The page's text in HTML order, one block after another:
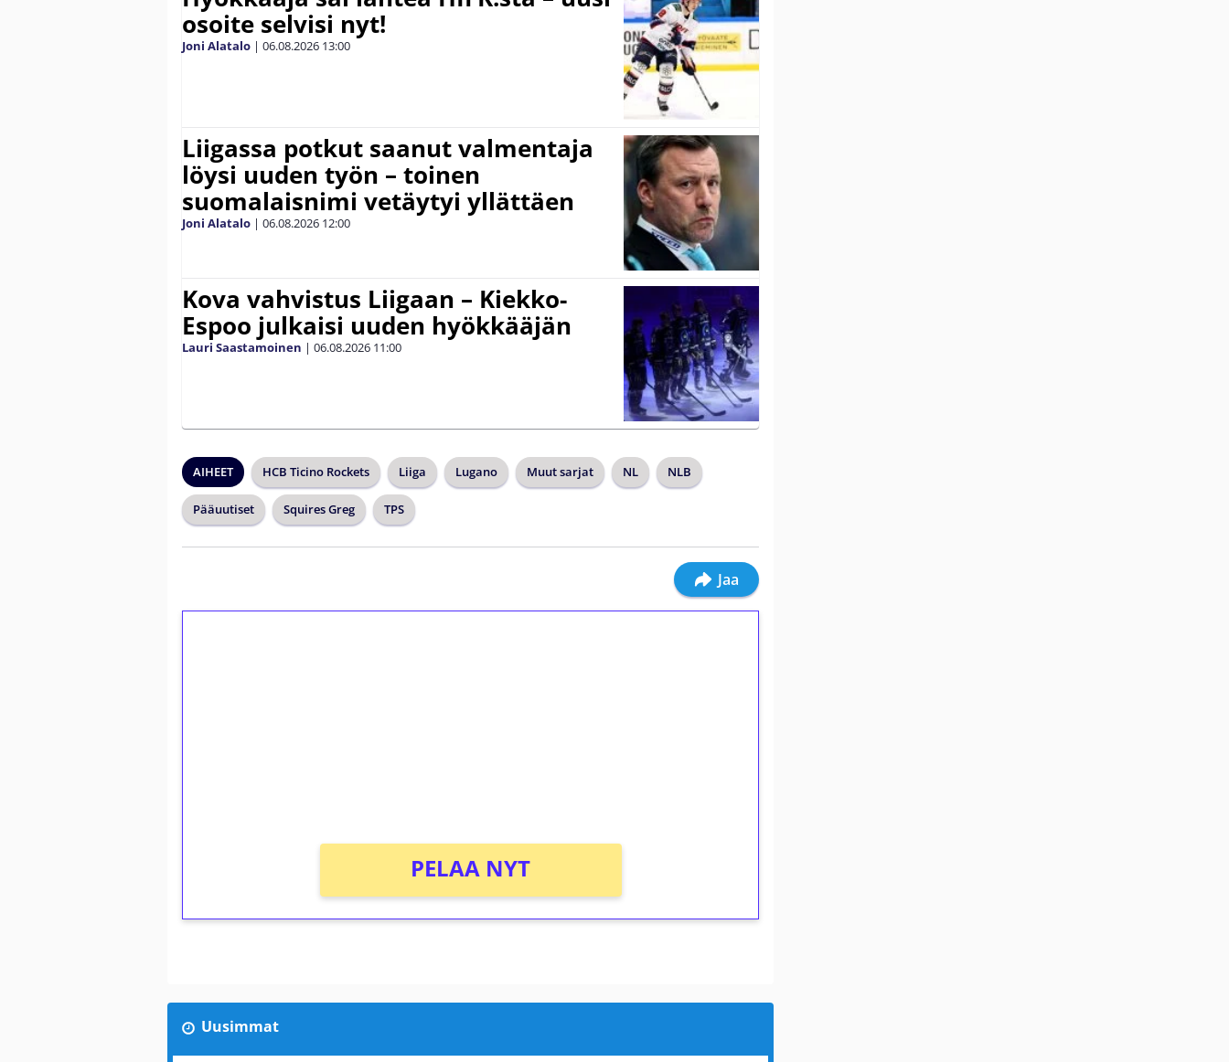
osoite selvisi nyt!
Joni Alatalo | 06.08.2026 13:00
Liigassa potkut saanut valmentaja
löysi uuden työn – toinen
suomalaisnimi vetäytyi yllättäen
Joni Alatalo | 06.08.2026 12:00
Kova vahvistus Liigaan – Kiekko-
Espoo julkaisi uuden hyökkääjän
Lauri Saastamoinen | 06.08.2026 11:00
AIHEET HCB Ticino Rockets Liiga Lugano Muut sarjat NL NLB
Pääuutiset Squires Greg TPS
Jaa
PELAA NYT
Uusimmat